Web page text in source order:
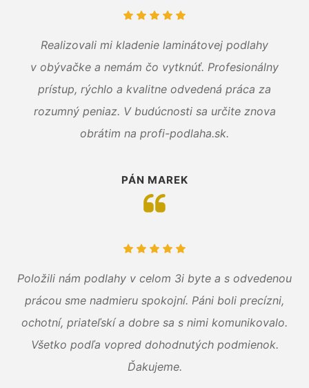
Realizovali mi kladenie laminátovej podlahy
v obývačke a nemám čo vytknúť. Profesionálny
prístup, rýchlo a kvalitne odvedená práca za
rozumný peniaz. V budúcnosti sa určite znova
obrátim na profi-podlaha.sk.
PÁN MAREK
Položili nám podlahy v celom 3i byte a s odvedenou
prácou sme nadmieru spokojní. Páni boli precízni,
ochotní, priateľskí a dobre sa s nimi komunikovalo.
Všetko podľa vopred dohodnutých podmienok.
Ďakujeme.